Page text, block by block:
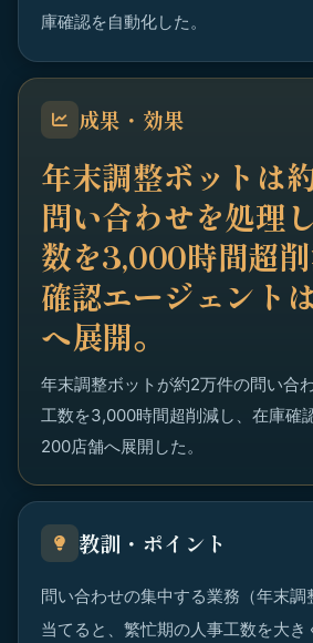
庫確認を自動化した。
成果・効果
年末調整ボットは
問い合わせを処理
数を3,000時間超
確認エージェント
へ展開。
年末調整ボットが約2万件の問い合
工数を3,000時間超削減し、在庫確
200店舗へ展開した。
教訓・ポイント
問い合わせの集中する業務（年末調
当てると、繁忙期の人事工数を大き